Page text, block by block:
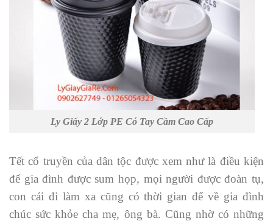
Ly Giấy 2 Lớp PE Có Tay Cầm Cao Cấp
Tết cổ truyền của dân tộc được xem như là điều kiện
để gia đình được sum họp, mọi người được đoàn tụ,
con cái đi làm xa cũng có thời gian để về gia đình
chúc sức khỏe cha mẹ, ông bà. Cũng nhờ có những